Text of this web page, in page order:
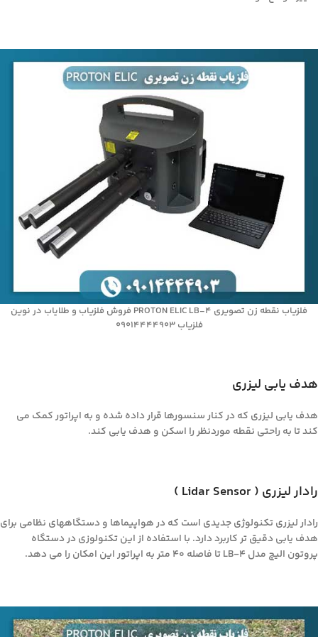
فلزیاب نقطه زن تصویری PROTON ELIC LB-4 فروش فلزیاب و طلایاب در نوین
فلزیاب 09014444903
هدف یابی لیزری
هدف یابی لیزری که در کنار سنسورها قرار داده شده و به اپراتور کمک می
کند تا به راحتی نقطه موردنظر را اسکن و هدف یابی کند.
رادار لیزری ( Lidar Sensor )
رادار لیزری تکنولوژی جدیدی است که در هواپیماها و دستگاههای نظامی برای
هدف یابی دقیق تر کاربرد دارد. با استفاده از این تکنولوزی در دستگاه
پروتون الیچ مدل LB-4 تا فاصله ۴۰ متر به اپراتور این امکان را می دهد.